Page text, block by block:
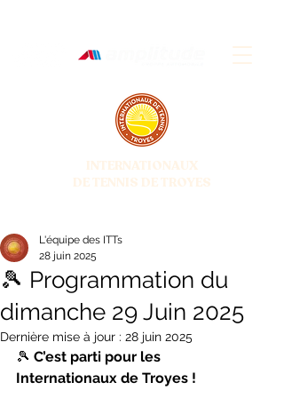
INTERNATIONAUX
DE TENNIS DE TROYES
🎾 Programmation du
dimanche 29 Juin 2025
L'équipe des ITTs
28 juin 2025
Dernière mise à jour : 28 juin 2025
🎾 C’est parti pour les
Internationaux de Troyes !